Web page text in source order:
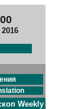
Weekly